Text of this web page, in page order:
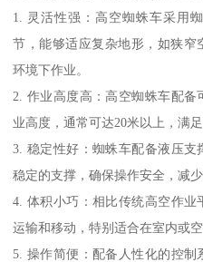
1. 灵活性强：高空蜘蛛车采用
节，能够适应复杂地形，如狭窄
环境下作业。
2. 作业高度高：高空蜘蛛车配
业高度，通常可达20米以上，满
3. 稳定性好：蜘蛛车配备液压
稳定的支撑，确保操作安全，减少
4. 体积小巧：相比传统高空作
运输和移动，特别适合在室内或
5. 操作简便：配备人性化的控